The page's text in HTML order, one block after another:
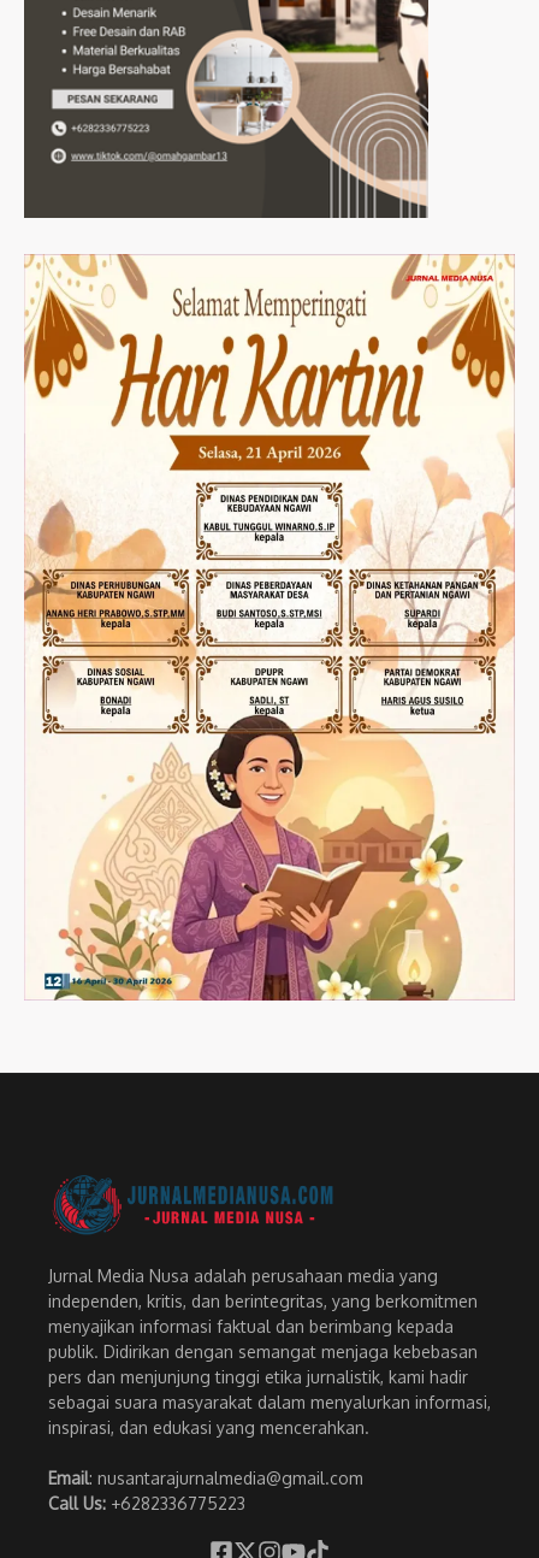
Jurnal Media Nusa adalah perusahaan media yang
independen, kritis, dan berintegritas, yang berkomitmen
menyajikan informasi faktual dan berimbang kepada
publik. Didirikan dengan semangat menjaga kebebasan
pers dan menjunjung tinggi etika jurnalistik, kami hadir
sebagai suara masyarakat dalam menyalurkan informasi,
inspirasi, dan edukasi yang mencerahkan.
Email: nusantarajurnalmedia@gmail.com
Call Us: +6282336775223